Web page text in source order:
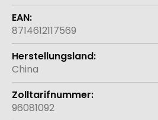
8714612117569
China
96081092